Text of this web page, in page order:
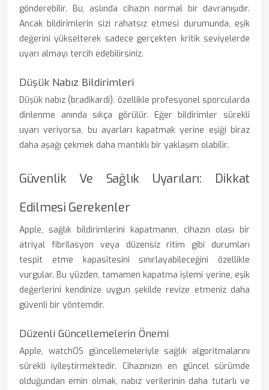
gönderebilir. Bu, aslında cihazın normal bir davranışıdır.
Ancak bildirimlerin sizi rahatsız etmesi durumunda, eşik
değerini yükselterek sadece gerçekten kritik seviyelerde
uyarı almayı tercih edebilirsiniz.
Düşük Nabız Bildirimleri
Düşük nabız (bradikardi), özellikle profesyonel sporcularda
dinlenme anında sıkça görülür. Eğer bildirimler sürekli
uyarı veriyorsa, bu ayarları kapatmak yerine eşiği biraz
daha aşağı çekmek daha mantıklı bir yaklaşım olabilir.
Güvenlik Ve Sağlık Uyarıları: Dikkat
Edilmesi Gerekenler
Apple, sağlık bildirimlerini kapatmanın, cihazın olası bir
atriyal fibrilasyon veya düzensiz ritim gibi durumları
tespit etme kapasitesini sınırlayabileceğini özellikle
vurgular. Bu yüzden, tamamen kapatma işlemi yerine, eşik
değerlerini kendinize uygun şekilde revize etmeniz daha
güvenli bir yöntemdir.
Düzenli Güncellemelerin Önemi
Apple, watchOS güncellemeleriyle sağlık algoritmalarını
sürekli iyileştirmektedir. Cihazınızın en güncel sürümde
olduğundan emin olmak, nabız verilerinin daha tutarlı ve